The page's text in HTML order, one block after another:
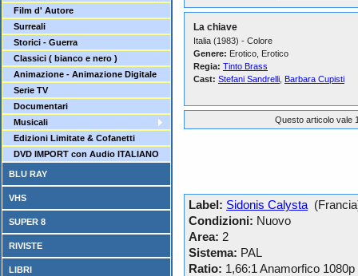
Film d' Autore
Surreali
Storici - Guerra
Classici ( bianco e nero )
Animazione - Animazione Digitale
Serie TV
Documentari
Musicali
Edizioni Limitate & Cofanetti
DVD IMPORT con Audio ITALIANO
BLU RAY
VHS
SUPER 8
RIVISTE
LIBRI
La chiave
Italia (1983) - Colore
Genere: Erotico, Erotico
Regia: Tinto Brass
Cast: Stefani Sandrelli Barbara Cupisti
Questo articolo vale
Label: Sidonis Calysta
Condizioni: Nuovo
Area: 2
Sistema: PAL
Ratio: 1,66:1 Anamorfico 1080p